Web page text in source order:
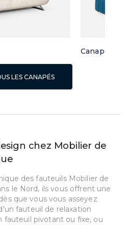
Canapé
LES CANAPÉS
chez Mobilier de
des fauteuils Mobilier de
le Nord, ils vous offrent une
que vous vous asseyez
fauteuil de relaxation
fauteuil pivotant ou fixe, ou